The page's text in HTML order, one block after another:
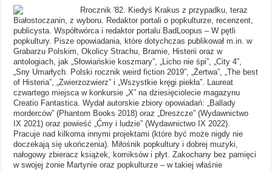
Rrocznik '82. Kiedyś Krakus z przypadku, teraz
Białostoczanin, z wyboru. Redaktor portali o popkulturze, recenzent,
publicysta. Współtwórca i redaktor portalu BadLoopus – W pętli
popkultury. Pisze opowiadania, które dotychczas publikował m.in. w
Grabarzu Polskim, Okolicy Strachu, Bramie, Histerii oraz w
antologiach, jak „Słowiańskie koszmary”, „Licho nie śpi”, „City 4”,
„Sny Umarłych. Polski rocznik weird fiction 2019”, „Żertwa”, „The best
of Histeria”, „Zwierzozwierz” i „Wszystkie kręgi piekła”. Laureat
czwartego miejsca w konkursie „X” na dziesięciolecie magazynu
Creatio Fantastica. Wydał autorskie zbiory opowiadań: „Ballady
morderców” (Phantom Books 2018) oraz „Dreszcze” (Wydawnictwo
IX 2021) oraz powieść „Ćmy i ludzie” (Wydawnictwo IX 2022).
Pracuje nad kilkoma innymi projektami (które być może nigdy nie
doczekają się ukończenia). Miłośnik popkultury i dobrej muzyki,
nałogowy zbieracz książek, komiksów i płyt. Zakochany bez pamięci
w swojej żonie Martynie oraz popkulturze – w takiej właśnie